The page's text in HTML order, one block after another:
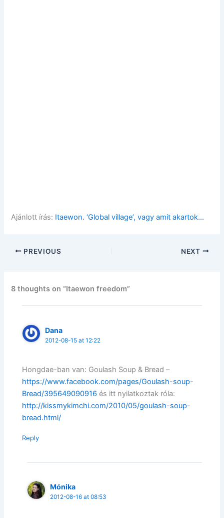
Ajánlott írás: Itaewon. ‘Global village’, vagy amit akartok…
PREVIOUS NEXT
8 thoughts on “Itaewon freedom”
Dana
2012-08-15 at 12:22
Hongdae-ban van: Goulash Soup & Bread –
https://www.facebook.com/pages/Goulash-soup-
Bread/395649090916 és itt nyilatkoztak róla:
http://kissmykimchi.com/2010/05/goulash-soup-
bread.html/
Reply
Mónika
2012-08-16 at 08:53